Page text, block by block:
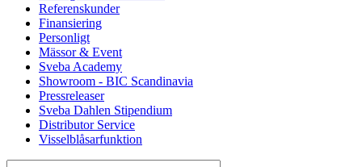
Referenskunder
Finansiering
Personligt
Mässor & Event
Sveba Academy
Showroom - BIC Scandinavia
Pressreleaser
Sveba Dahlen Stipendium
Distributor Service
Visselblåsarfunktion